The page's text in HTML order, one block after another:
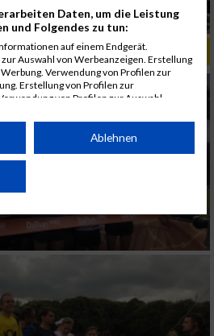
05.09.2019
Daten, um die Leistung
und Folgendes zu tun:
auf einem Endgerät.
Auswahl von Werbeanzeigen. Erstellung
Verwendung von Profilen zur
Erstellung von Profilen zur
von Profilen zur Auswahl
von Zielgruppen durch Statistiken oder
Quellen. Entwicklung und
Union weitergegeben und in die
Anbieter)
Zwecke:
auf Informationen
Ablehnen